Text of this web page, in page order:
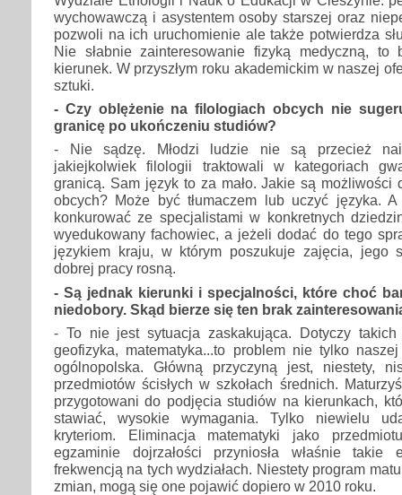
wychowawczą i asystentem osoby starszej oraz
pozwoli na ich uruchomienie ale także potwierdza
Nie słabnie zainteresowanie fizyką medyczną, to
kierunek. W przyszłym roku akademickim w naszej
sztuki.
- Czy oblężenie na filologiach obcych nie
granicę po ukończeniu studiów?
- Nie sądzę. Młodzi ludzie nie są przecież
jakiejkolwiek filologii traktowali w kategoriach
granicą. Sam język to za mało. Jakie są możliwości
obcych? Może być tłumaczem lub uczyć języka.
konkurować ze specjalistami w konkretnych
wyedukowany fachowiec, a jeżeli dodać do tego
językiem kraju, w którym poszukuje zajęcia, jego
dobrej pracy rosną.
- Są jednak kierunki i specjalności, które choć
niedobory. Skąd bierze się ten brak
- To nie jest sytuacja zaskakująca. Dotyczy takich
geofizyka, matematyka...to problem nie tylko
ogólnopolska. Główną przyczyną jest, niestety,
przedmiotów ścisłych w szkołach średnich.
przygotowani do podjęcia studiów na kierunkach,
stawiać, wysokie wymagania. Tylko niewielu
kryteriom. Eliminacja matematyki jako
egzaminie dojrzałości przyniosła właśnie takie
frekwencją na tych wydziałach. Niestety program
zmian, mogą się one pojawić dopiero w 2010 roku.